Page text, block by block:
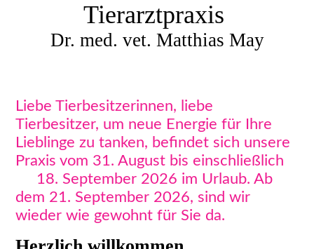
Tierarztpraxis
Dr. med. vet. Matthias May
Liebe Tierbesitzerinnen, liebe
Tierbesitzer, um neue Energie für Ihre
Lieblinge zu tanken, befindet sich unsere
Praxis vom 31. August bis einschließlich
18. September 2026 im Urlaub. Ab
dem 21. September 2026, sind wir
wieder wie gewohnt für Sie da.